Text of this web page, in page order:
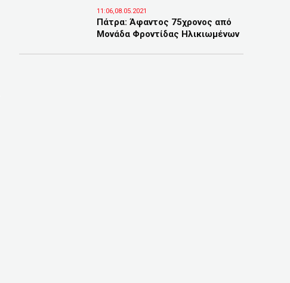
11:06,08.05.2021
Πάτρα: Άφαντος 75χρονος από
Μονάδα Φροντίδας Ηλικιωμένων